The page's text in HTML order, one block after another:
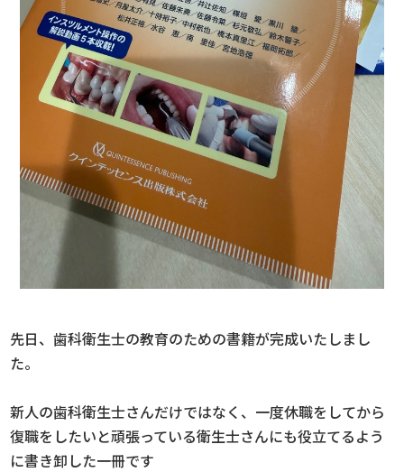
先日、歯科衛生士の教育のための書籍が完成いたしまし
た。
新人の歯科衛生士さんだけではなく、一度休職をしてから
復職をしたいと頑張っている衛生士さんにも役立てるよう
に書き卸した一冊です